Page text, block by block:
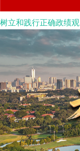
树立和践行正确政绩观